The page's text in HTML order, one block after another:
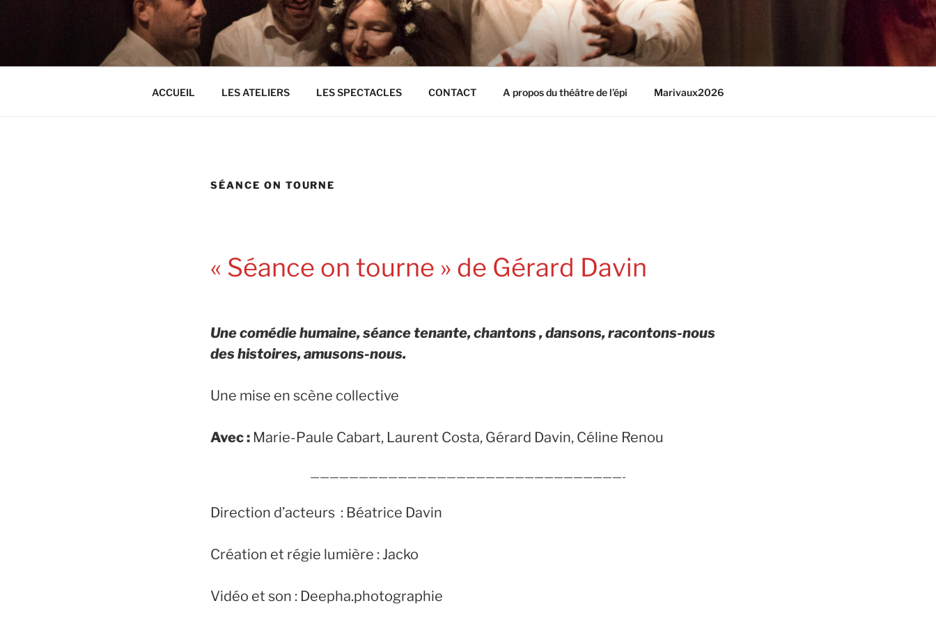
THEATRE DE L'EPI BLOIS
ACCUEIL LES ATELIERS LES SPECTACLES CONTACT A propos du théâtre de l’épi Marivaux2026
SÉANCE ON TOURNE
« Séance on tourne » de Gérard Davin
Une comédie humaine, séance tenante, chantons , dansons, racontons-nous
des histoires, amusons-nous.
Une mise en scène collective
Avec : Marie-Paule Cabart, Laurent Costa, Gérard Davin, Céline Renou
————————————————————————————————-
Direction d’acteurs : Béatrice Davin
Création et régie lumière : Jacko
Vidéo et son : Deepha.photographie